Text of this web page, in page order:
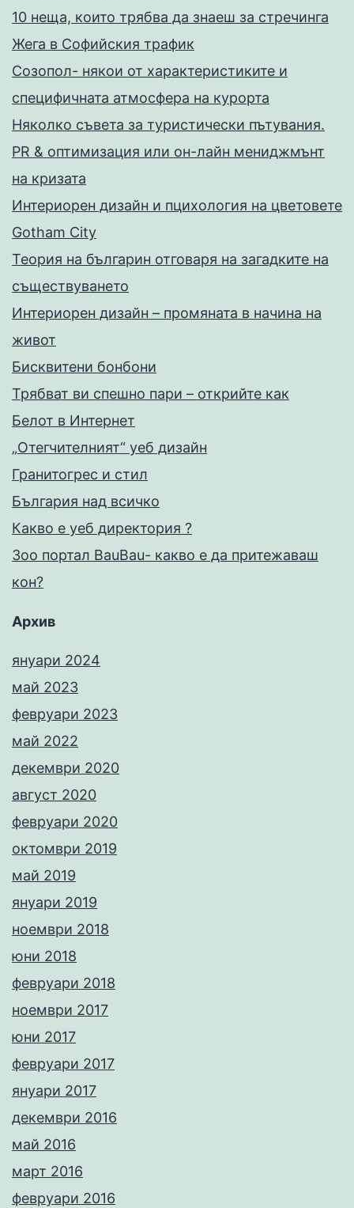
10 неща, които трябва да знаеш за стречинга
Жега в Софийския трафик
Созопол- някои от характеристиките и
специфичната атмосфера на курорта
Няколко съвета за туристически пътувания.
PR & оптимизация или он-лайн мениджмънт
на кризата
Интериорен дизайн и пцихология на цветовете
Gotham City
Теория на българин отговаря на загадките на
съществуването
Интериорен дизайн – промяната в начина на
живот
Бисквитени бонбони
Трябват ви спешно пари – открийте как
Белот в Интернет
„Отегчителният“ уеб дизайн
Гранитогрес и стил
България над всичко
Какво е уеб директория ?
Зоо портал BauBau- какво е да притежаваш
кон?
Архив
януари 2024
май 2023
февруари 2023
май 2022
декември 2020
август 2020
февруари 2020
октомври 2019
май 2019
януари 2019
ноември 2018
юни 2018
февруари 2018
ноември 2017
юни 2017
февруари 2017
януари 2017
декември 2016
май 2016
март 2016
февруари 2016